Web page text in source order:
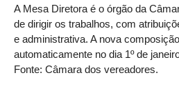
A Mesa Diretora é o órgão da
de dirigir os trabalhos, com
e administrativa. A nova
automaticamente no dia 1º de
Fonte: Câmara dos vereadores.